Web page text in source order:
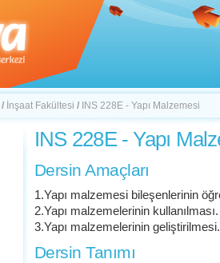
/ İnşaat Fakültesi / INS 228E - Yapı Malzemesi
INS 228E - Yapı
Dersin Amaçları
1.Yapı malzemesi bileşenlerinin
2.Yapı malzemelerinin kullanılması.
3.Yapı malzemelerinin geliştirilmesi.
Dersin Tanımı